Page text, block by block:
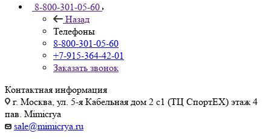
8-800-301-05-60
Назад
Телефоны
8-800-301-05-60
+7-915-364-42-01
Заказать звонок
Контактная информация
г. Москва, ул. 5-я Кабельная дом 2 с1 (ТЦ СпортEX) этаж 4
пав. Mimicrya
sale@mimicrya.ru